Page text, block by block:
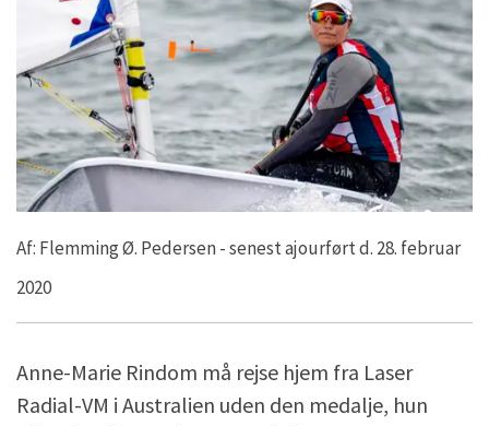
Af: Flemming Ø. Pedersen - senest ajourført d. 28. februar
2020
Anne-Marie Rindom må rejse hjem fra Laser
Radial-VM i Australien uden den medalje, hun